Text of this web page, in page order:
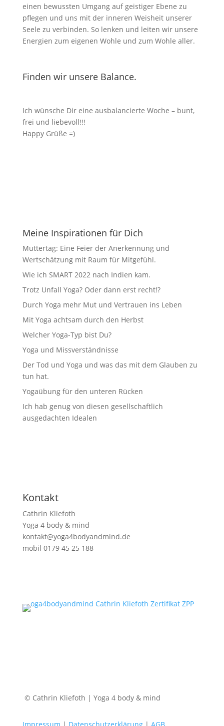
einen bewussten Umgang auf geistiger Ebene zu
pflegen und uns mit der inneren Weisheit unserer
Seele zu verbinden. So lenken und leiten wir unsere
Energien zum eigenen Wohle und zum Wohle aller.
Finden wir unsere Balance.
Ich wünsche Dir eine ausbalancierte Woche – bunt,
frei und liebevoll!!!
Happy Grüße =)
Meine Inspirationen für Dich
Muttertag: Eine Feier der Anerkennung und
Wertschätzung mit Raum für Mitgefühl.
Wie ich SMART 2022 nach Indien kam.
Trotz Unfall Yoga? Oder dann erst recht!?
Durch Yoga mehr Mut und Vertrauen ins Leben
Mit Yoga achtsam durch den Herbst
Welcher Yoga-Typ bist Du?
Yoga und Missverständnisse
Der Tod und Yoga und was das mit dem Glauben zu
tun hat.
Yogaübung für den unteren Rücken
Ich hab genug von diesen gesellschaftlich
ausgedachten Idealen
Kontakt
Cathrin Kliefoth
Yoga 4 body & mind
kontakt@yoga4bodyandmind.de
mobil 0179 45 25 188
© Cathrin Kliefoth | Yoga 4 body & mind